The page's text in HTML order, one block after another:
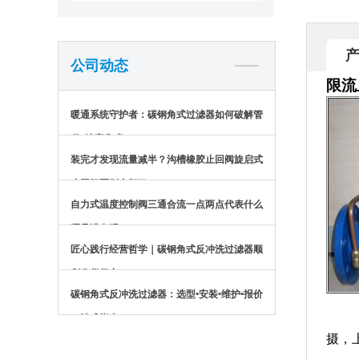
公司动态
暖通系统守护者：碳钢角式过滤器如何破解管
道“堵塞焦虑”？
装完才发现流量减半？沟槽橡胶止回阀旋启式
止回阀区别太坏了
自力式温度控制阀三通合流一点两点代表什么
哪是进出呢？
匠心践行经营哲学｜碳钢角式反冲洗过滤器顺
利发货保定
碳钢角式反冲洗过滤器：选型•安装•维护•报价
一站式指南
限
摄，